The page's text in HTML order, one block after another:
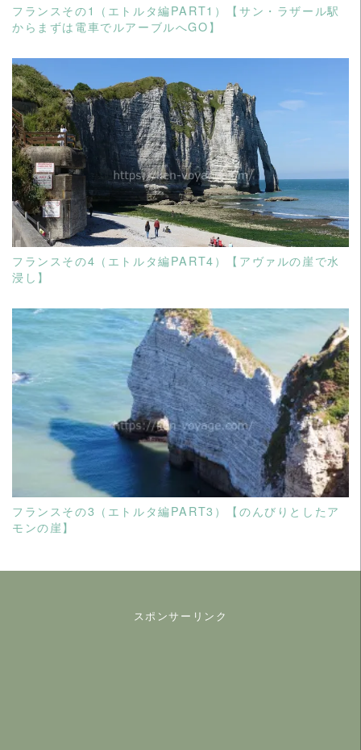
フランスその1（エトルタ編PART1）【サン・ラザール駅
からまずは電車でルアーブルへGO】
READ MORE
フランスその4（エトルタ編PART4）【アヴァルの崖で水
浸し】
READ MORE
フランスその3（エトルタ編PART3）【のんびりとしたア
モンの崖】
スポンサーリンク